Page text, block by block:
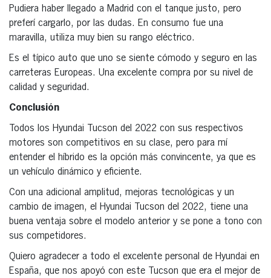
Pudiera haber llegado a Madrid con el tanque justo, pero
preferí cargarlo, por las dudas. En consumo fue una
maravilla, utiliza muy bien su rango eléctrico.
Es el típico auto que uno se siente cómodo y seguro en las
carreteras Europeas. Una excelente compra por su nivel de
calidad y seguridad.
Conclusión
Todos los Hyundai Tucson del 2022 con sus respectivos
motores son competitivos en su clase, pero para mí
entender el híbrido es la opción más convincente, ya que es
un vehículo dinámico y eficiente.
Con una adicional amplitud, mejoras tecnológicas y un
cambio de imagen, el Hyundai Tucson del 2022, tiene una
buena ventaja sobre el modelo anterior y se pone a tono con
sus competidores.
Quiero agradecer a todo el excelente personal de Hyundai en
España, que nos apoyó con este Tucson que era el mejor de